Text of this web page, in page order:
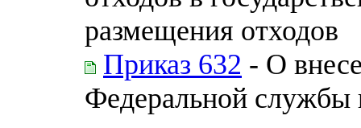
размещения отходов
Приказ 632 - О
Федеральной службы